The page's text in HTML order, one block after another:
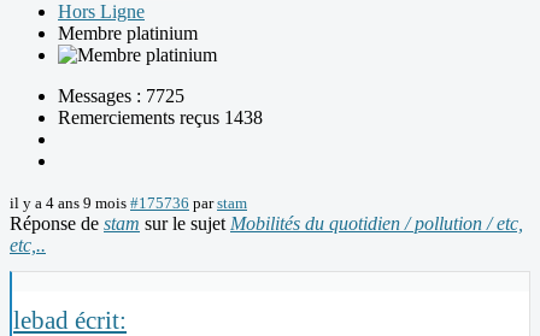
Hors Ligne
Membre platinium
Messages : 7725
Remerciements reçus 1438
il y a 4 ans 9 mois #175736 parstam
Réponse de stam sur le sujet Mobilités du quotidien / pollution / etc,
etc,..
lebad écrit: